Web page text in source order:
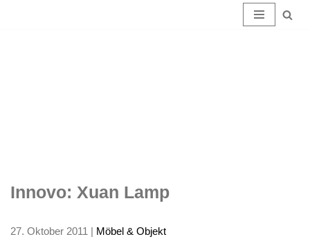
Innovo: Xuan Lamp
27. Oktober 2011 | Möbel & Objekt